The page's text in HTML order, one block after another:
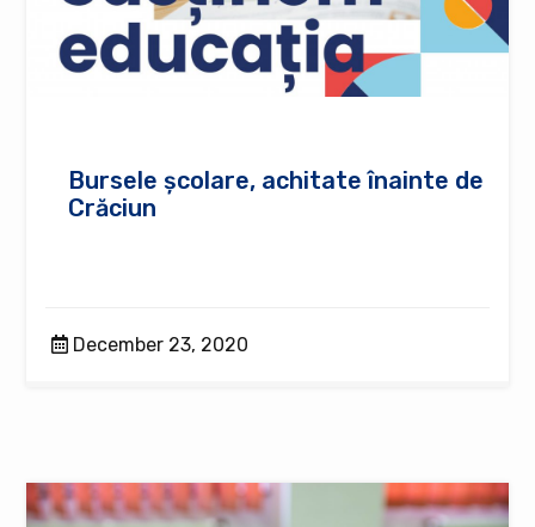
Bursele școlare, achitate înainte de
Crăciun
December 23, 2020